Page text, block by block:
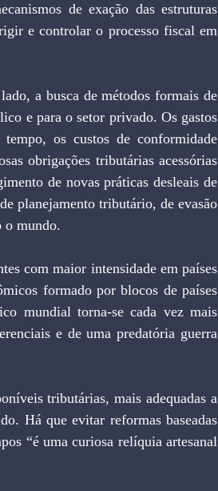
de exação das estruturas
e controlar o processo fiscal em
e para o setor privado. Os gastos
os custos de conformidade
obrigações tributárias acessórias
de novas práticas desleais de
planejamento tributário, de evasão
o mundo.
formado por blocos de países
mundial torna-se cada vez mais
e de uma predatória guerra
Há que evitar reformas baseadas
“é uma curiosa relíquia artesanal